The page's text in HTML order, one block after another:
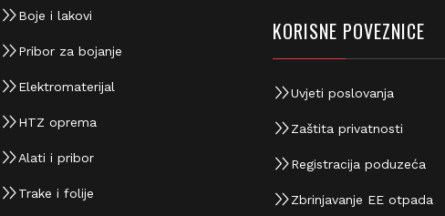
Boje i lakovi
Pribor za bojanje
Elektromaterijal
HTZ oprema
Alati i pribor
Trake i folije
KORISNE POVEZNICE
Uvjeti poslovanja
Zaštita privatnosti
Registracija poduzeća
Zbrinjavanje EE otpada